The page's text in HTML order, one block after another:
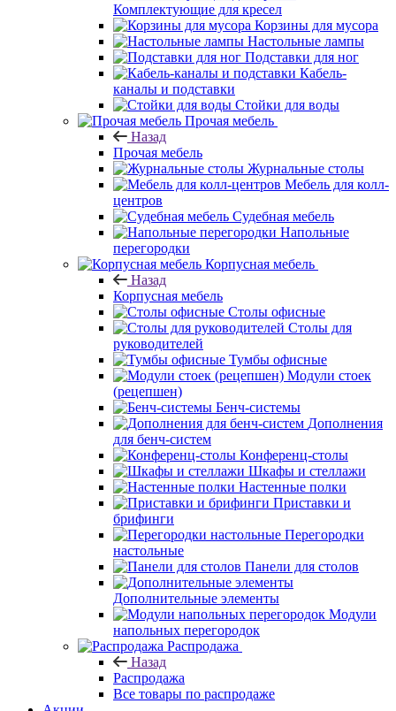
Комплектующие для кресел
Корзины для мусора
Настольные лампы
Подставки для ног
Кабель-
каналы и подставки
Стойки для воды
Прочая мебель
Назад
Прочая мебель
Журнальные столы
Мебель для колл-
центров
Судебная мебель
Напольные
перегородки
Корпусная мебель
Назад
Корпусная мебель
Столы офисные
Столы для
руководителей
Тумбы офисные
Модули стоек
(рецепшен)
Бенч-системы
Дополнения
для бенч-систем
Конференц-столы
Шкафы и стеллажи
Настенные полки
Приставки и
брифинги
Перегородки
настольные
Панели для столов
Дополнительные элементы
Модули
напольных перегородок
Распродажа
Назад
Распродажа
Все товары по распродаже